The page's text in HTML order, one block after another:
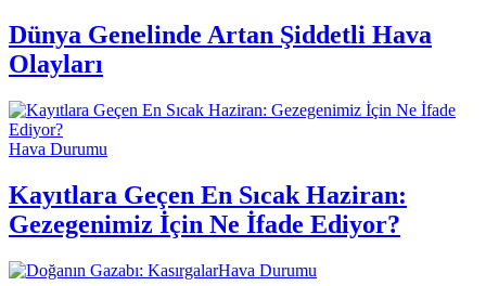
Dünya Genelinde Artan Şiddetli Hava
Olayları
Hava Durumu
Kayıtlara Geçen En Sıcak Haziran:
Gezegenimiz İçin Ne İfade Ediyor?
Hava Durumu